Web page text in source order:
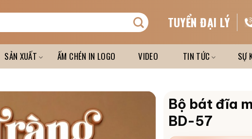
TUYỂN ĐẠI LÝ
SẢN XUẤT ẤM CHÉN IN LOGO VIDEO TIN TỨC SỰ
Bộ bát đĩa
BD-57